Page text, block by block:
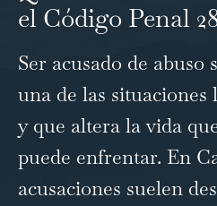
el Código Penal
Ser acusado de abuso
una de las situaciones
y que altera la vida
puede enfrentar. En
acusaciones suelen